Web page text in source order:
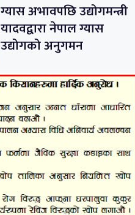
ग्यास अभावपछि उद्योगमन्त्री
यादवद्वारा नेपाल ग्यास
उद्योगको अनुगमन